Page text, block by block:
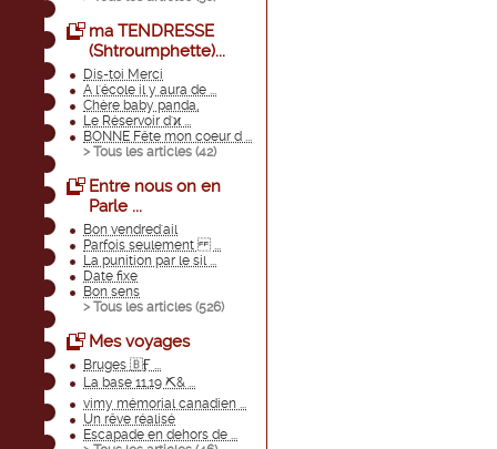
ma TENDRESSE
(Shtroumphette)...
Dis-toi Merci
A l'école il y aura de ...
Chère baby panda,
Le Réservoir d'ϰ ...
BONNE Fête mon coeur d ...
> Tous les articles (42)
Entre nous on en
Parle ...
Bon vendred'ail
Parfois seulement ...
La punition par le sil ...
Date fixe
Bon sens
> Tous les articles (526)
Mes voyages
Bruges 🇧Ӻ ...
La base 11,19 ⛏& ...
vimy mémorial canadien ...
Un rêve réalisé
Escapade en dehors de ...